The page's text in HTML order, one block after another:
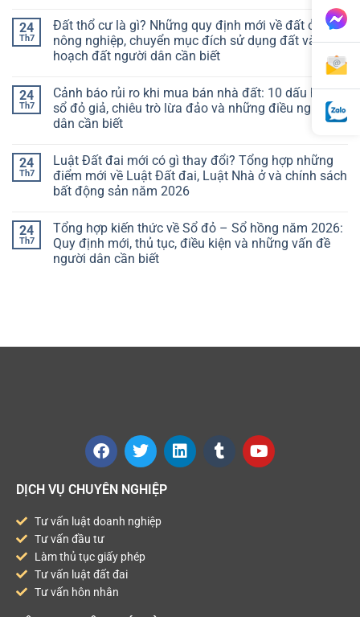
24
Th7
Đất thổ cư là gì? Những quy định mới về đất ở, đất
nông nghiệp, chuyển mục đích sử dụng đất và quy
hoạch đất người dân cần biết
24
Th7
Cảnh báo rủi ro khi mua bán nhà đất: 10 dấu hiệu
sổ đỏ giả, chiêu trò lừa đảo và những điều người
dân cần biết
24
Th7
Luật Đất đai mới có gì thay đổi? Tổng hợp những
điểm mới về Luật Đất đai, Luật Nhà ở và chính sách
bất động sản năm 2026
24
Th7
Tổng hợp kiến thức về Sổ đỏ – Sổ hồng năm 2026:
Quy định mới, thủ tục, điều kiện và những vấn đề
người dân cần biết
DỊCH VỤ CHUYÊN NGHIỆP
Tư vấn luật doanh nghiệp
Tư vấn đầu tư
Làm thủ tục giấy phép
Tư vấn luật đất đai
Tư vấn hôn nhân